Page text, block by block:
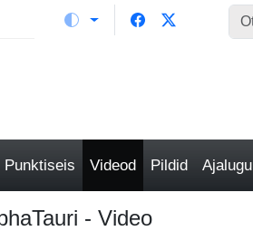
Punktiseis Videod Pildid Ajalugu
- Video